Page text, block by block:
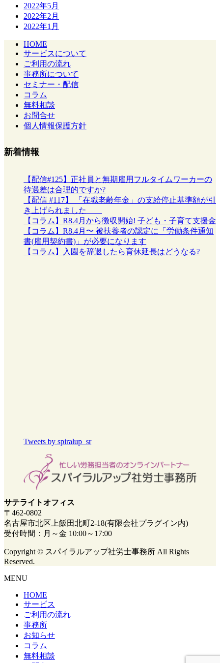
2022年5月
2022年2月
2022年1月
HOME
サービスについて
ご利用の流れ
事務所について
セミナー・配信
コラム
無料相談
お問合せ
個人情報保護方針
新着情報
【配信#125】正社員と無期雇用フルタイムワーカーの
待遇差は合理的ですか?
【配信 #117】 「在職老齢年金」の支給停止基準額が引
き上げられました
【コラム】R8.4月から徴収開始! 子ども・子育て支援金
【コラム】R8.4月〜 被扶養者の認定に「労働条件通知
書(雇用契約書)」が必要になります
【コラム】入園を辞退したら育休延長はどうなる?
Tweets by spiralup_sr
サテライトオフィス
〒462-0802
名古屋市北区上飯田北町2-18(有限会社プラグイン内)
受付時間：月～金 10:00～17:00
Copyright © スパイラルアップ社労士事務所 All Rights
Reserved.
MENU
HOME
サービス
ご利用の流れ
事務所
お知らせ
コラム
無料相談